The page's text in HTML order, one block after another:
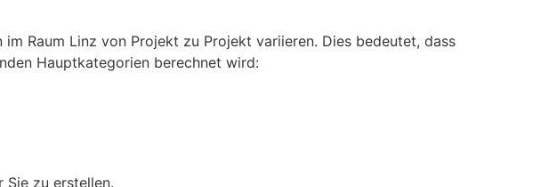
Raum Linz von Projekt zu Projekt variieren. Dies bedeutet, dass
Hauptkategorien berechnet wird:
zu erstellen.